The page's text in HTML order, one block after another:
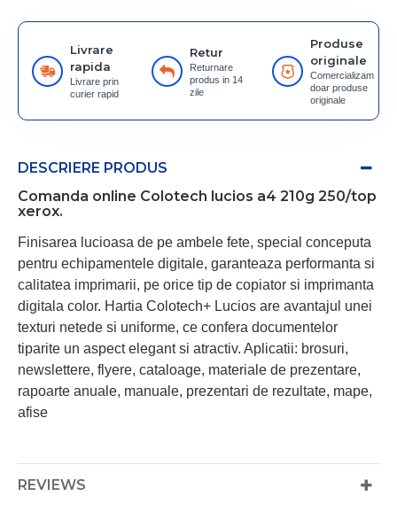
Livrare
rapida
Livrare prin
curier rapid
Retur
Returnare
produs in 14
zile
Produse
originale
Comercializam
doar produse
originale
DESCRIERE PRODUS
Comanda online Colotech lucios a4 210g 250/top
xerox.
Finisarea lucioasa de pe ambele fete, special conceputa
pentru echipamentele digitale, garanteaza performanta si
calitatea imprimarii, pe orice tip de copiator si imprimanta
digitala color. Hartia Colotech+ Lucios are avantajul unei
texturi netede si uniforme, ce confera documentelor
tiparite un aspect elegant si atractiv. Aplicatii: brosuri,
newslettere, flyere, cataloage, materiale de prezentare,
rapoarte anuale, manuale, prezentari de rezultate, mape,
afise
REVIEWS